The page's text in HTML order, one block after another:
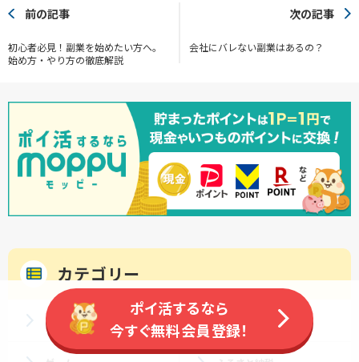
前の記事
初心者必見！副業を始めたい方へ。
始め方・やり方の徹底解説
次の記事
会社にバレない副業はあるの？
カテゴリー
ポイ活 PayPay関連
ポイ活するなら
今すぐ無料会員登録！